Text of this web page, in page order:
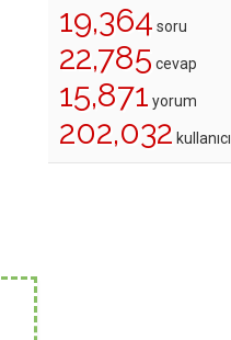
19,364 soru
22,785 cevap
15,871 yorum
202,032 kullanıcı